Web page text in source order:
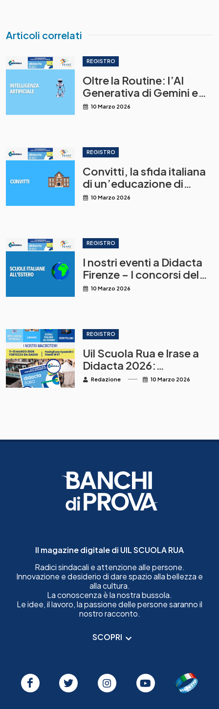
Articoli correlati
REGISTRO
Oltre la Routine: l’AI
Generativa di Gemini e
NotebookLM come leva
10 Marzo 2026
REGISTRO
Convitti, la sfida italiana
di un’educazione di
qualità
10 Marzo 2026
REGISTRO
I nostri eventi a Didacta
Firenze – I concorsi del
MAECI per la
10 Marzo 2026
REGISTRO
Uil Scuola Rua e Irase a
Didacta 2026:
innovazione, IA,
Redazione 10 Marzo 2026
Il magazine digitale di UIL SCUOLA RUA
Radici sindacali e attenzione alle persone.
Innovazione e desiderio di dare spazio alla bellezza e
alla cultura.
La conoscenza è la nostra bussola.
Le idee, il lavoro, la passione delle persone saranno il
nostro racconto.
SCOPRI